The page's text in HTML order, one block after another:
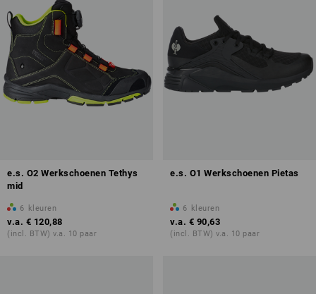
e.s. O2 Werkschoenen Tethys
mid
6 kleuren
v.a. € 120,88
(incl. BTW) v.a. 10 paar
e.s. O1 Werkschoenen Pietas
6 kleuren
v.a. € 90,63
(incl. BTW) v.a. 10 paar